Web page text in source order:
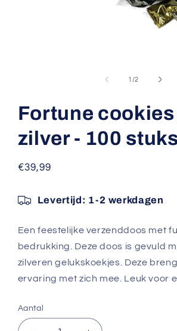
1 /van
2
Fortune cookies
zilver - 100 stuks
Normale
€39,99
Levertijd: 1-2 werkdagen
Een feestelijke verzenddoos met
bedrukking. Deze doos is gevuld
zilveren gelukskoekjes. Deze
ervaring met zich mee. Leuk voor
Aantal